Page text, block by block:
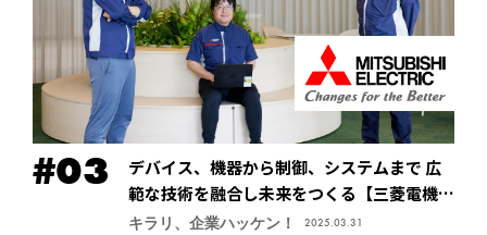
デバイス、機器から制御、システムまで 広
範な技術を融合し未来をつくる【三菱電機株
式会社・先端技術総合研究所】
キラリ、企業ハッケン！ 2025.03.31